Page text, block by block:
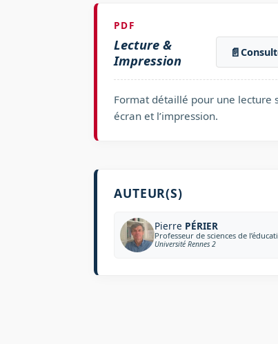
PDF
Lecture &
Impression
📄
Format détaillé pour une lecture
écran et l’impression.
AUTEUR(S)
Pierre PÉRIER
Professeur de sciences de
Université Rennes 2